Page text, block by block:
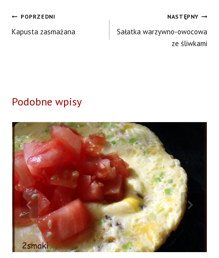
Nawigacja
wpisu
POPRZEDNI
Kapusta zasmażana
NASTĘPNY
Sałatka warzywno-owocowa
ze śliwkami
Podobne wpisy